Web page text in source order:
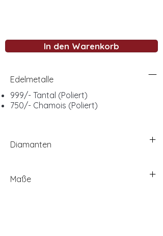
In den Warenkorb
Edelmetalle
999/- Tantal (Poliert)
750/- Chamois (Poliert)
Diamanten
Maße